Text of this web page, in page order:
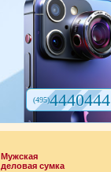
(495)4440444
Мужская
деловая сумка